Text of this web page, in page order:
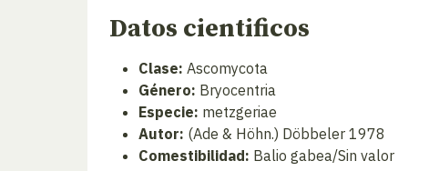
Datos cientificos
Clase: Ascomycota
Género: Bryocentria
Especie: metzgeriae
Autor: (Ade & Höhn.) Döbbeler 1978
Comestibilidad: Balio gabea/Sin valor